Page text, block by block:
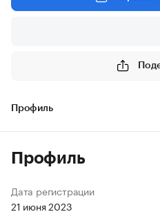
Профиль
Профиль
Дата регистрации
21 июня 2023